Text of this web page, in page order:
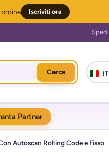
Iscriviti ora
Cerca IT
Partner
Autoscan Rolling Code e Fisso